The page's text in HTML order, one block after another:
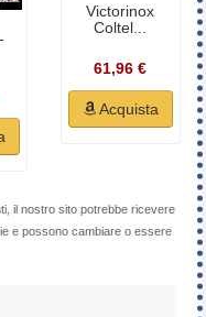
Victorinox
Coltel...
61,96 €
Acquista
il nostro sito potrebbe ricevere
e possono cambiare o essere